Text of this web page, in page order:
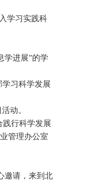
学习实践科
学进展”的学
习科学发展
动。
践行科学发展
管理办公室
邀请，来到北